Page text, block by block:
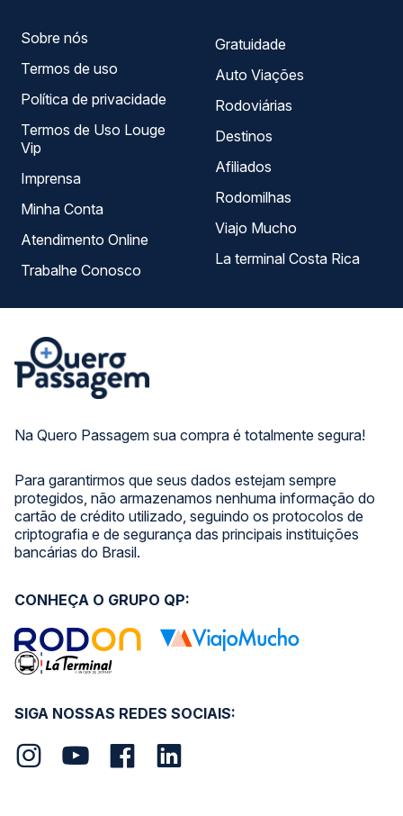
Na Quero Passagem sua compra é totalmente segura!
Para garantirmos que seus dados estejam sempre
protegidos, não armazenamos nenhuma informação do
cartão de crédito utilizado, seguindo os protocolos de
criptografia e de segurança das principais instituições
bancárias do Brasil.
Sobre nós
Termos de uso
Política de privacidade
Termos de Uso Louge
Vip
Imprensa
Minha Conta
Atendimento Online
Trabalhe Conosco
Gratuidade
Auto Viações
Rodoviárias
Destinos
Afiliados
Rodomilhas
Viajo Mucho
La terminal Costa Rica
SIGA NOSSAS REDES SOCIAIS:
CONHEÇA O GRUPO QP: